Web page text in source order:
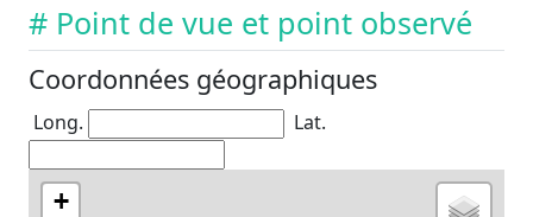
# Point de vue et point observé
Coordonnées géographiques
Long. Lat.
+